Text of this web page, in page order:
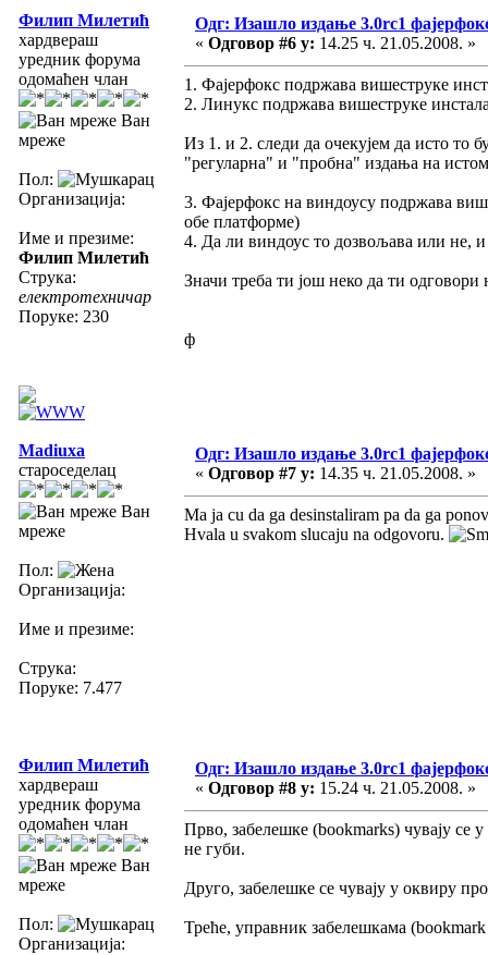
Филип Милетић
хардвераш
уредник форума
одомаћен члан
Ван
мреже
Пол:
Организација:
Име и презиме:
Филип Милетић
Струка:
електротехничар
Поруке: 230
Одг: Изашло издање 3.0rc1
« Одговор #6 у: 14.25 ч. 21.05.2008. »
1. Фајерфокс подржава вишеструке
2. Линукс подржава вишеструке
Из 1. и 2. следи да очекујем да исто то
"регуларна" и "пробна" издања на
3. Фајерфокс на виндоусу подржава
обе платформе)
4. Да ли виндоус то дозвољава или не, и
Значи треба ти још неко да ти одговори
ф
Madiuxa
староседелац
Ван
мреже
Пол:
Организација:
Име и презиме:
Струка:
Поруке: 7.477
Одг: Изашло издање 3.0rc1
« Одговор #7 у: 14.35 ч. 21.05.2008. »
Ma ja cu da ga desinstaliram pa da ga
Hvala u svakom slucaju na odgovoru.
Филип Милетић
хардвераш
уредник форума
одомаћен члан
Ван
мреже
Пол:
Организација:
Одг: Изашло издање 3.0rc1
« Одговор #8 у: 15.24 ч. 21.05.2008. »
Прво, забелешке (bookmarks) чувају се
не губи.
Друго, забелешке се чувају у оквиру
Треће, управник забелешкама